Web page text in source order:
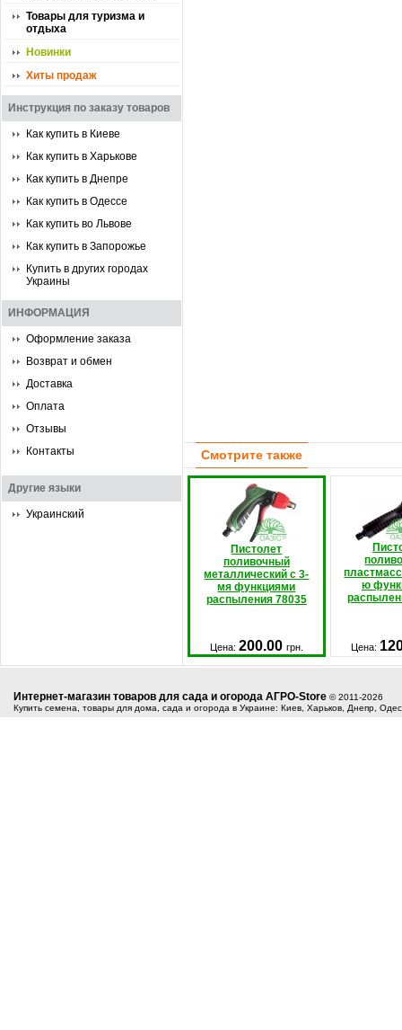
Товары для туризма и
отдыха
Новинки
Хиты продаж
Инструкция по заказу товаров
Как купить в Киеве
Как купить в Харькове
Как купить в Днепре
Как купить в Одессе
Как купить во Львове
Как купить в Запорожье
Купить в других городах
Украины
ИНФОРМАЦИЯ
Оформление заказа
Возврат и обмен
Доставка
Оплата
Отзывы
Контакты
Другие языки
Украинский
Смотрите также
Пистолет
поливочный
металлический с 3-
мя функциями
распыления 78035
ю
Цена: 200.00 грн. Цена:
Интернет-магазин товаров для сада и огорода АГРО-Store © 2011-2026
Купить семена, товары для дома, сада и огорода в Украине: Киев, Харьков, Днепр,